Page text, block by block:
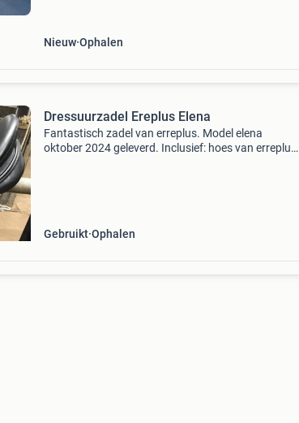
Nieuw Ophalen
Dressuurzadel Ereplus Elena
Fantastisch zadel van erreplus. Model elena
oktober 2024 geleverd. Inclusief: hoes van erreplus,
Gebruikt Ophalen